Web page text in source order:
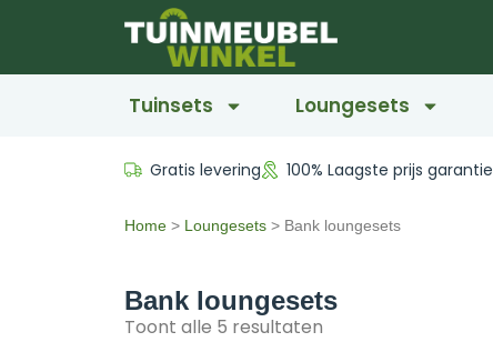
Tuinsets Loungesets
Gratis levering 100% Laagste prijs garantie
Home > Loungesets > Bank loungesets
Bank loungesets
Toont alle 5 resultaten